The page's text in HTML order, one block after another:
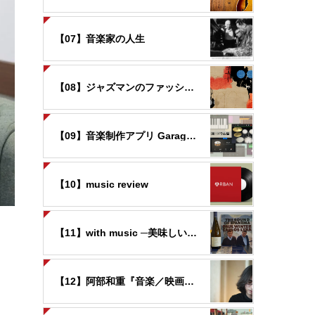
【07】音楽家の人生
【08】ジャズマンのファッション
【09】音楽制作アプリ GarageBandの世界
【10】music review
【11】with music ─美味しいお酒と音楽と─
【12】阿部和重『音楽／映画覚書』